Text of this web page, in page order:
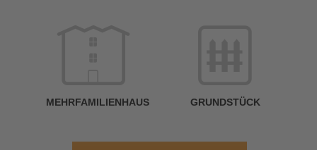
MEHRFAMILIENHAUS GRUNDSTÜCK